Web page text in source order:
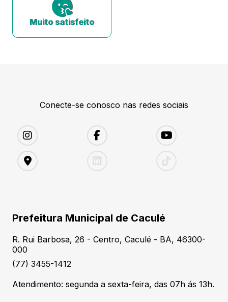
Muito satisfeito
Conecte-se conosco nas redes sociais
Prefeitura Municipal de Caculé
R. Rui Barbosa, 26 - Centro, Caculé - BA, 46300-
000
(77) 3455-1412
Atendimento: segunda a sexta-feira, das 07h ás 13h.